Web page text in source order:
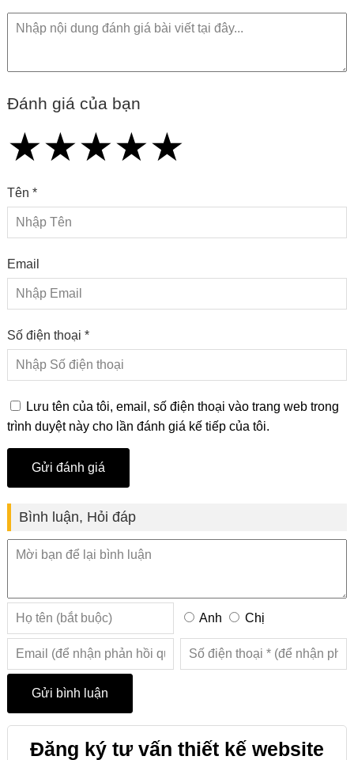
Đánh giá của bạn
★
★★
★★★
★★★★
★★★★★
Tên *
Email
Số điện thoại *
Lưu tên của tôi, email, số điện thoại vào trang web trong
trình duyệt này cho lần đánh giá kế tiếp của tôi.
Bình luận, Hỏi đáp
Anh Chị
Đăng ký tư vấn thiết kế website